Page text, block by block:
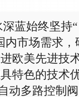
蓝始终坚持
内市场需求
欧美先进技
特色的技术
动多路控制